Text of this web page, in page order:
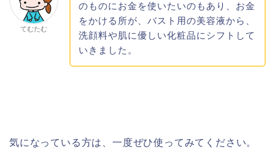
てむたむ
のものにお金を使いたいのもあり、お金
をかける所が、バスト用の美容液から、
洗顔料や肌に優しい化粧品にシフトして
いきました。
気になっている方は、一度ぜひ使ってみてください。